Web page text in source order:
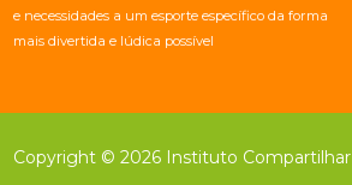
e necessidades a um esporte específico da forma
mais divertida e lúdica possível
Copyright © 2026 Instituto Compartilhar